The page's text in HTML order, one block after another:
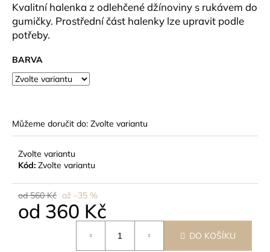
Kvalitní halenka z odlehčené džínoviny s rukávem do
gumičky. Prostřední část halenky lze upravit podle
potřeby.
BARVA
Můžeme doručit do: Zvolte variantu
Zvolte variantu
Kód: Zvolte variantu
od 560 Kč až –35 %
od 360 Kč
DO KOŠÍKU
o
r
u
u
j
e
e